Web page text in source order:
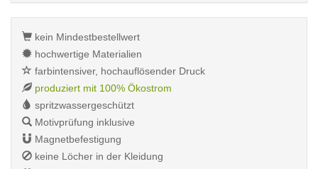
kein Mindestbestellwert
hochwertige Materialien
farbintensiver, hochauflösender Druck
produziert mit 100% Ökostrom
spritzwassergeschützt
Motivprüfung inklusive
Magnetbefestigung
keine Löcher in der Kleidung